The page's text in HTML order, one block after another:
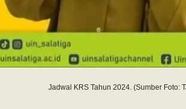
Jadwal KRS Tahun 2024. (Sumber Foto: